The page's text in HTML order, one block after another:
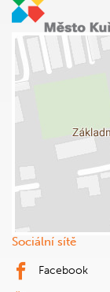
Sociální sítě
Facebook